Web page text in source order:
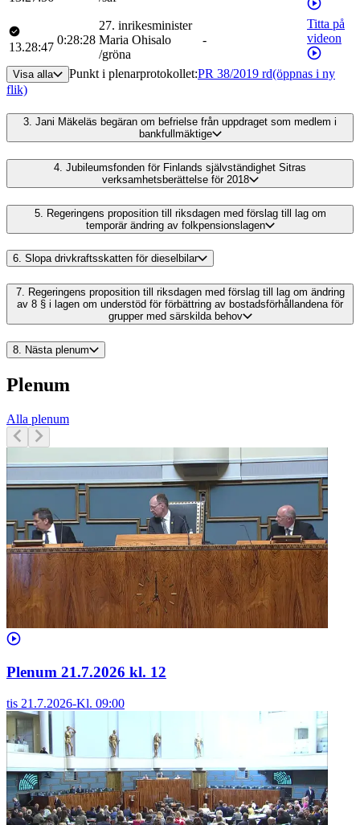
13.28:47
0:28:28
27. inrikesminister
Maria Ohisalo
/gröna
-
Titta på
videon
Visa alla Punkt i plenarprotokollet:PR 38/2019 rd(öppnas i ny
flik)
3. Jani Mäkeläs begäran om befrielse från uppdraget som medlem i
bankfullmäktige
4. Jubileumsfonden för Finlands självständighet Sitras
verksamhetsberättelse för 2018
5.
Regeringens proposition till riksdagen med förslag till lag om
temporär ändring av folkpensionslagen
6. Slopa drivkraftsskatten för dieselbilar
7. Regeringens proposition till riksdagen med förslag till lag om ändring
av 8 § i lagen om understöd för förbättring av bostadsförhållandena för
grupper med särskilda behov
8. Nästa plenum
Plenum
Alla plenum
Plenum 21.7.2026 kl. 12
tis 21.7.2026-Kl. 09:00